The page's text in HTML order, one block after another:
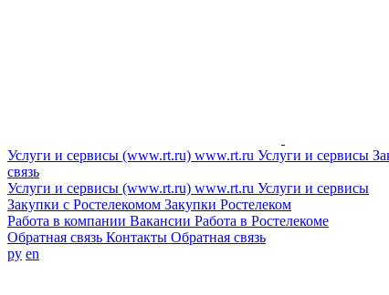
Услуги и сервисы (www.rt.ru) www.rt.ru Услуги и сервисы
связь
Услуги и сервисы (www.rt.ru) www.rt.ru Услуги и сервисы
Закупки с Ростелекомом Закупки Ростелеком
Работа в компании Вакансии Работа в Ростелекоме
Обратная связь Контакты Обратная связь
ру en